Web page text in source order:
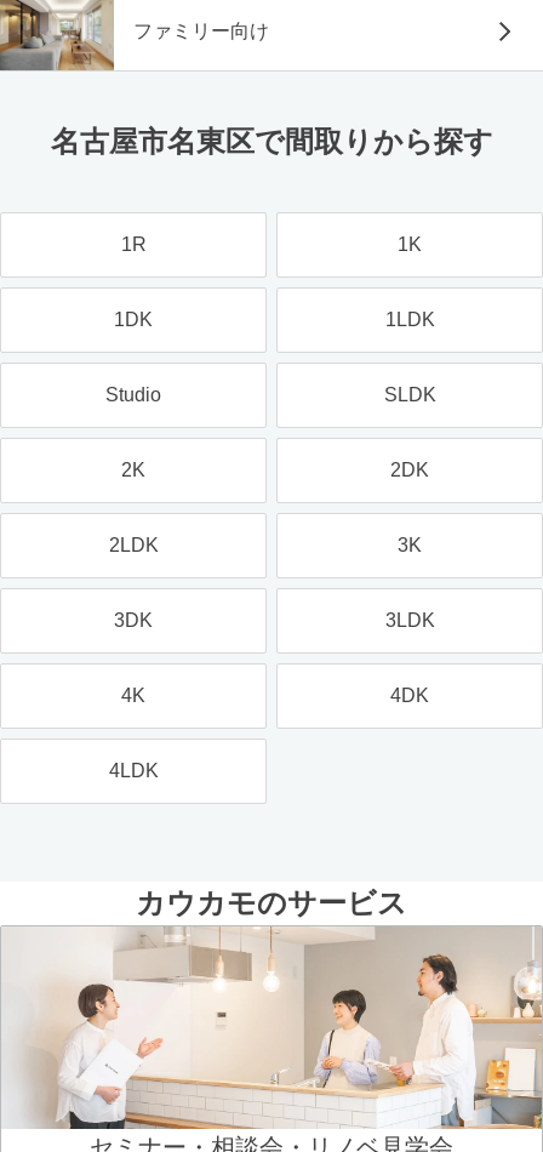
ファミリー向け
名古屋市名東区で間取りから探す
1R 1K
1DK 1LDK
Studio SLDK
2K 2DK
2LDK 3K
3DK 3LDK
4K 4DK
4LDK
カウカモのサービス